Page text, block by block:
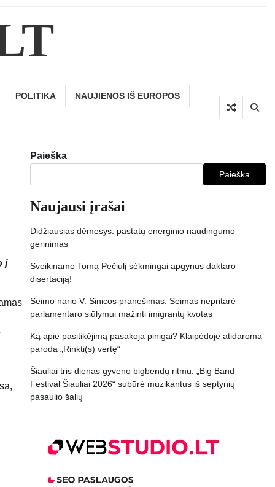
POLITIKA NAUJIENOS IŠ EUROPOS
į
Paieška
Paieška
Naujausi įrašai
Didžiausias dėmesys: pastatų energinio naudingumo
gerinimas
Sveikiname Tomą Pečiulį sėkmingai apgynus daktaro
disertaciją!
Seimo nario V. Sinicos pranešimas: Seimas nepritarė
parlamentaro siūlymui mažinti imigrantų kvotas
Ką apie pasitikėjimą pasakoja pinigai? Klaipėdoje atidaroma
paroda „Rinkti(s) vertę“
Šiauliai tris dienas gyveno bigbendų ritmu: „Big Band
Festival Šiauliai 2026“ subūrė muzikantus iš septynių
pasaulio šalių